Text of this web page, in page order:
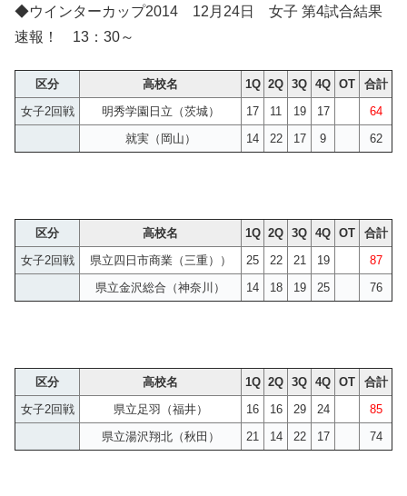
◆ウインターカップ2014 12月24日 女子 第4試合結果
速報！ 13：30～
区分 高校名 1Q 2Q 3Q 4Q OT
合計
女子2回戦
明秀学園日立（茨城） 17 11 19 17
64
就実（岡山）
14 22 17 9 62
区分 高校名 1Q 2Q 3Q 4Q OT
合計
女子2回戦
県立四日市商業（三重）） 25 22 21 19
87
県立金沢総合（神奈川）
14 18 19 25 76
区分 高校名 1Q 2Q 3Q 4Q OT
合計
女子2回戦
県立足羽（福井） 16 16 29 24
85
県立湯沢翔北（秋田）
21 14 22 17 74